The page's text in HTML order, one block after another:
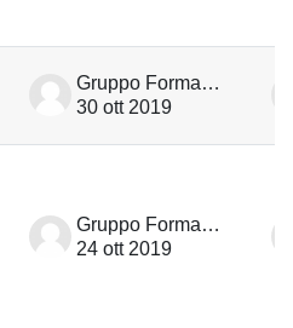
Gruppo Formazione
30 ott 2019
Gruppo Formazione
24 ott 2019